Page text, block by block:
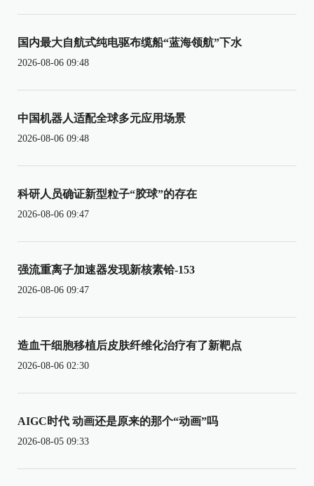
国内最大自航式纯电驱布缆船“蓝海领航”下水
2026-08-06 09:48
中国机器人适配全球多元应用场景
2026-08-06 09:48
科研人员确证新型粒子“胶球”的存在
2026-08-06 09:47
强流重离子加速器发现新核素铪-153
2026-08-06 09:47
造血干细胞移植后皮肤纤维化治疗有了新靶点
2026-08-06 02:30
AIGC时代 动画还是原来的那个“动画”吗
2026-08-05 09:33